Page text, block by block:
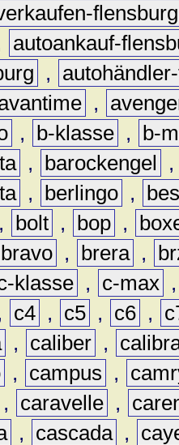
flensburg
autoankauf-
,
,
, b-klasse ,
b-
, barockengel
, berlingo ,
, bolt , bop ,
bravo , brera ,
klasse , c-max
c4 , c5 , c6 ,
, caliber ,
, campus ,
, caravelle ,
, cascada ,